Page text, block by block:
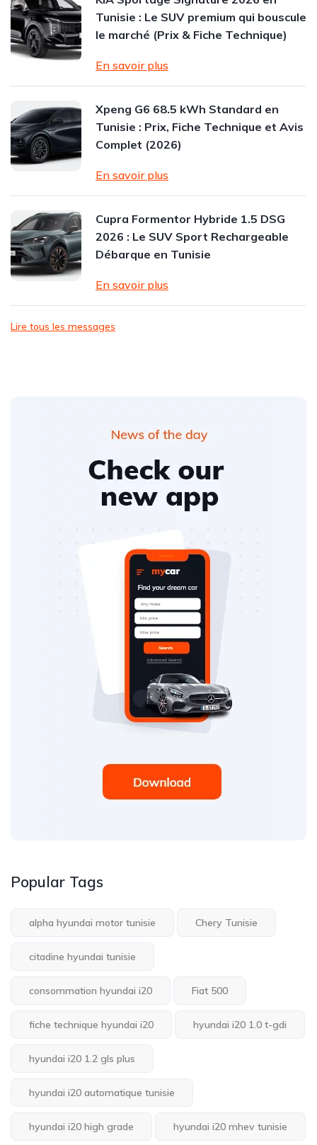
Tunisie : Le SUV premium qui bouscule
le marché (Prix & Fiche Technique)
En savoir plus
Xpeng G6 68.5 kWh Standard en
Tunisie : Prix, Fiche Technique et Avis
Complet (2026)
En savoir plus
Cupra Formentor Hybride 1.5 DSG
2026 : Le SUV Sport Rechargeable
Débarque en Tunisie
En savoir plus
Lire tous les messages
Popular Tags
alpha hyundai motor tunisie Chery Tunisie
citadine hyundai tunisie
consommation hyundai i20 Fiat 500
fiche technique hyundai i20 hyundai i20 1.0 t-gdi
hyundai i20 1.2 gls plus
hyundai i20 automatique tunisie
hyundai i20 high grade hyundai i20 mhev tunisie